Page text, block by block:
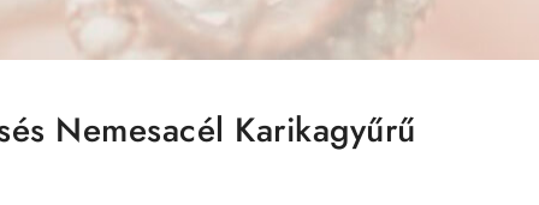
Nemesacél Karikagyűrű